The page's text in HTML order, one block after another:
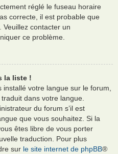
réglé le fuseau horaire
correcte, il est probable que
Veuillez contacter un
ce problème.
la liste !
installé votre langue sur le forum,
dans votre langue.
du forum s’il est
que vous souhaitez. Si la
êtes libre de vous porter
traduction. Pour plus
sur le site internet de phpBB®